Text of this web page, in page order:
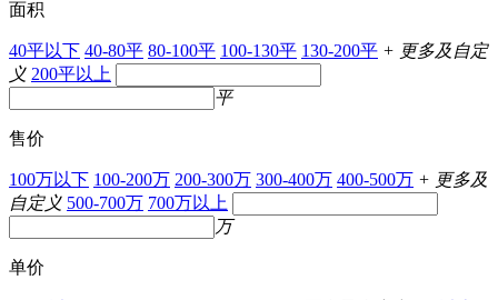
面积
40平以下 40-80平 80-100平 100-130平 130-200平 + 更多及自定
义 200平以上
平
售价
100万以下 100-200万 200-300万 300-400万 400-500万 + 更多及
自定义 500-700万 700万以上
万
单价